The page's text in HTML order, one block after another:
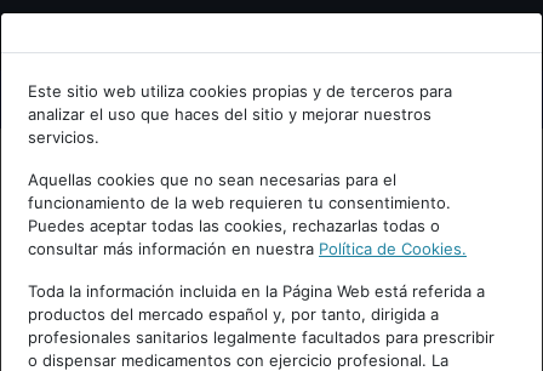
Bienvenid@ a psiquiatria.com
Escribe tu Email
Accede o regístrate con tu email.
Cancelar
Este sitio web utiliza cookies propias y de terceros para
analizar el uso que haces del sitio y mejorar nuestros
servicios.
Aquellas cookies que no sean necesarias para el
funcionamiento de la web requieren tu consentimiento.
Puedes aceptar todas las cookies, rechazarlas todas o
consultar más información en nuestra Política de Cookies.
Toda la información incluida en la Página Web está referida a
productos del mercado español y, por tanto, dirigida a
profesionales sanitarios legalmente facultados para prescribir
o dispensar medicamentos con ejercicio profesional. La